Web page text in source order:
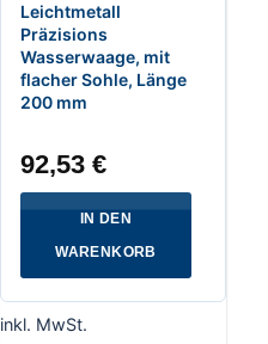
Leichtmetall
Präzisions
Wasserwaage, mit
flacher Sohle, Länge
200 mm
92,53€
IN DEN
WARENKORB
inkl. MwSt.